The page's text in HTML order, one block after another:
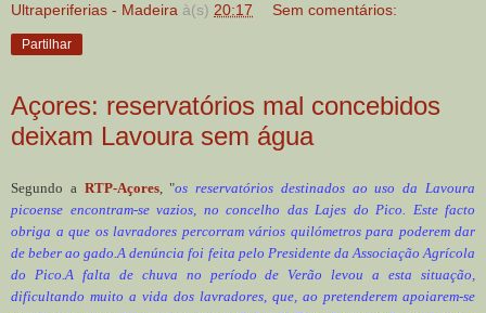
Ultraperiferias - Madeira à(s) 20:17 Sem comentários:
Partilhar
Açores: reservatórios mal concebidos
deixam Lavoura sem água
Segundo a RTP-Açores, "os reservatórios destinados ao uso da Lavoura
picoense encontram-se vazios, no concelho das Lajes do Pico. Este facto
obriga a que os lavradores percorram vários quilómetros para poderem dar
de beber ao gado.A denúncia foi feita pelo Presidente da Associação Agrícola
do Pico.A falta de chuva no período de Verão levou a esta situação,
dificultando muito a vida dos lavradores, que, ao pretenderem apoiarem-se